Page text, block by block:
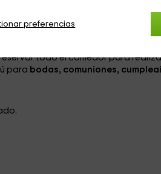
preferencias
en buena parte por un
más típica
y exquisita de la
todo el comedor para
para bodas, comuniones,